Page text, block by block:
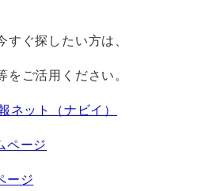
すぐ探したい方は、
をご活用ください。
ネット（ナビイ）
ページ
ージ